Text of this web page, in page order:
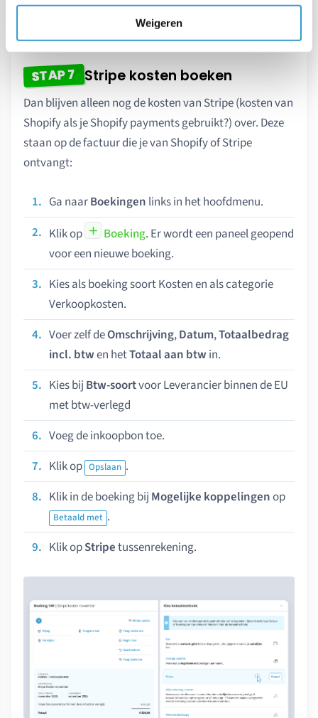
Weigeren
van Stripe op je bankrekening worden vanaf nu
automatisch voor je geboekt.
STAP 7 Stripe kosten boeken
Dan blijven alleen nog de kosten van Stripe (kosten van
Shopify als je Shopify payments gebruikt?) over. Deze
staan op de factuur die je van Shopify of Stripe
ontvangt:
Ga naarBoekingen links in het hoofdmenu.
Klik op
Boeking. Er wordt een paneel geopend
voor een nieuwe boeking.
Kies als boeking soort Kosten en als categorie
Verkoopkosten.
Voer zelf deOmschrijving,Datum,Totaalbedrag
incl. btwen hetTotaal aan btw in.
Kies bij Btw-soortvoor Leverancier binnen de EU
met btw-verlegd
Voeg de inkoopbon toe.
Klik op Opslaan .
Klik in de boeking bij Mogelijke koppelingenop
Betaald met .
Klik opStripetussenrekening.